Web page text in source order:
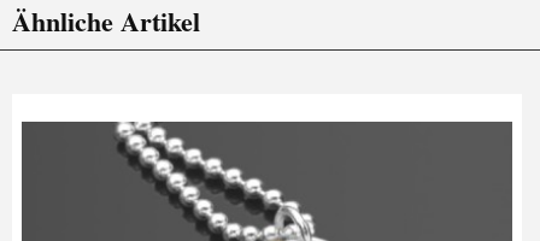
Ähnliche Artikel